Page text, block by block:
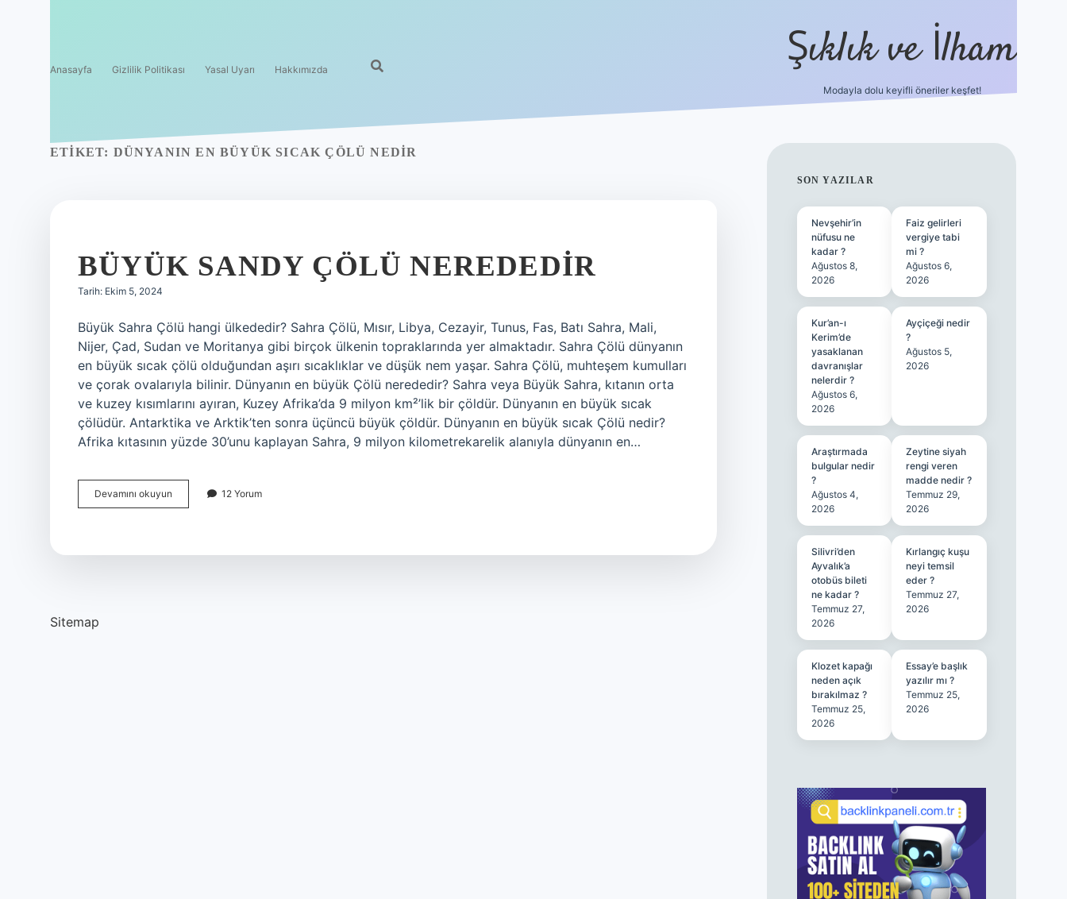
Anasayfa Gizlilik Politikası Yasal Uyarı Hakkımızda Şıklık ve İlham
Modayla dolu keyifli öneriler keşfet!
ETIKET: DÜNYANIN EN BÜYÜK SICAK ÇÖLÜ NEDIR
BÜYÜK SANDY ÇÖLÜ NEREDEDIR
Tarih: Ekim 5, 2024
Büyük Sahra Çölü hangi ülkededir? Sahra Çölü, Mısır, Libya, Cezayir, Tunus, Fas, Batı Sahra, Mali,
Nijer, Çad, Sudan ve Moritanya gibi birçok ülkenin topraklarında yer almaktadır. Sahra Çölü dünyanın
en büyük sıcak çölü olduğundan aşırı sıcaklıklar ve düşük nem yaşar. Sahra Çölü, muhteşem kumulları
ve çorak ovalarıyla bilinir. Dünyanın en büyük Çölü nerededir? Sahra veya Büyük Sahra, kıtanın orta
ve kuzey kısımlarını ayıran, Kuzey Afrika’da 9 milyon km²’lik bir çöldür. Dünyanın en büyük sıcak
çölüdür. Antarktika ve Arktik’ten sonra üçüncü büyük çöldür. Dünyanın en büyük sıcak Çölü nedir?
Afrika kıtasının yüzde 30’unu kaplayan Sahra, 9 milyon kilometrekarelik alanıyla dünyanın en…
Devamını okuyun
Sandy
12 Yorum
Sitemap
SIDEBAR
SON YAZILAR
Nevşehir’in
nüfusu ne
kadar ?
Ağustos 8,
2026
Faiz gelirleri
vergiye tabi
mi ?
Ağustos 6,
2026
Kur’an-ı
Kerim’de
yasaklanan
davranışlar
nelerdir ?
Ağustos 6,
2026
Ayçiçeği nedir
?
Ağustos 5,
2026
Araştırmada
bulgular nedir
?
Ağustos 4,
2026
Zeytine siyah
rengi veren
madde nedir ?
Temmuz 29,
2026
Silivri’den
Ayvalık’a
otobüs bileti
ne kadar ?
Temmuz 27,
2026
Kırlangıç kuşu
neyi temsil
eder ?
Temmuz 27,
2026
Klozet kapağı
neden açık
bırakılmaz ?
Temmuz 25,
2026
Essay’e başlık
yazılır mı ?
Temmuz 25,
2026
betexper yeni